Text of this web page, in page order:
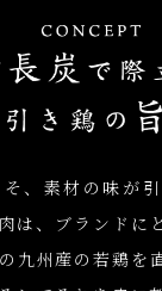
、素材の味が
は、ブランドに
九州産の若鶏を